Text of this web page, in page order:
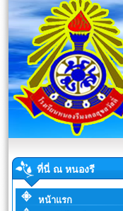
ที่นี่ ณ หนองรี
หน้าแรก